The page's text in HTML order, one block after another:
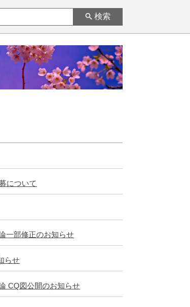
検索
について
一部修正のお知らせ
らせ
CQ図公開のお知らせ